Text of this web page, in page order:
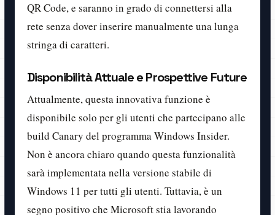
QR Code, e saranno in grado di connettersi alla
rete senza dover inserire manualmente una lunga
stringa di caratteri.
Disponibilità Attuale e Prospettive Future
Attualmente, questa innovativa funzione è
disponibile solo per gli utenti che partecipano alle
build Canary del programma Windows Insider.
Non è ancora chiaro quando questa funzionalità
sarà implementata nella versione stabile di
Windows 11 per tutti gli utenti. Tuttavia, è un
segno positivo che Microsoft stia lavorando